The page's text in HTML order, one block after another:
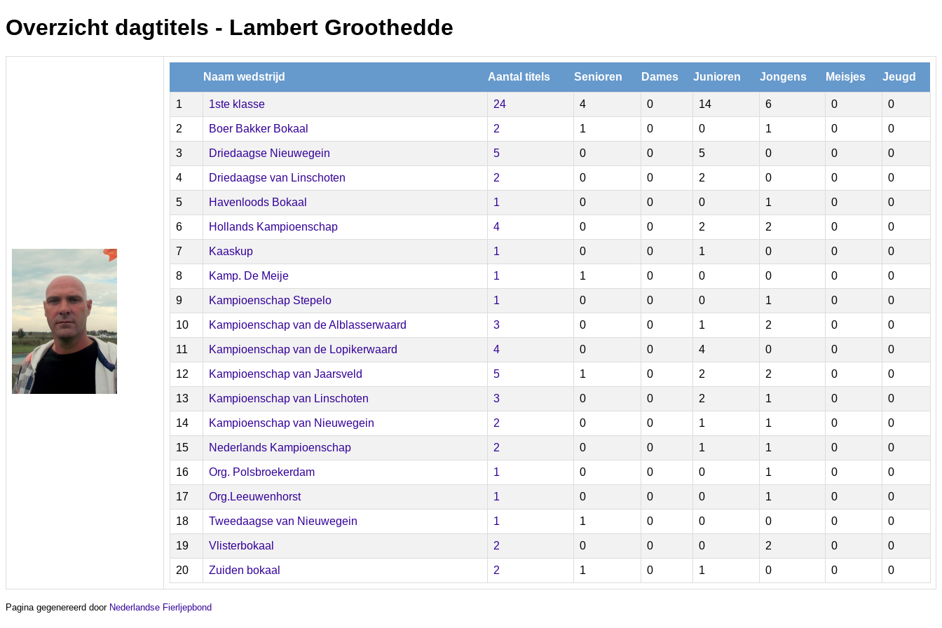
Overzicht dagtitels - Lambert Groothedde
Naam wedstrijd Aantal titels Senioren Dames Junioren Jongens Meisjes Jeugd
1 1ste klasse 24 4 0 14 6 0 0
2 Boer Bakker Bokaal 2 1 0 0 1 0 0
3 Driedaagse Nieuwegein 5 0 0 5 0 0 0
4 Driedaagse van Linschoten 2 0 0 2 0 0 0
5 Havenloods Bokaal 1 0 0 0 1 0 0
6 Hollands Kampioenschap 4 0 0 2 2 0 0
7 Kaaskup 1 0 0 1 0 0 0
8 Kamp. De Meije 1 1 0 0 0 0 0
9 Kampioenschap Stepelo 1 0 0 0 1 0 0
10 Kampioenschap van de Alblasserwaard 3 0 0 1 2 0 0
11 Kampioenschap van de Lopikerwaard 4 0 0 4 0 0 0
12 Kampioenschap van Jaarsveld 5 1 0 2 2 0 0
13 Kampioenschap van Linschoten 3 0 0 2 1 0 0
14 Kampioenschap van Nieuwegein 2 0 0 1 1 0 0
15 Nederlands Kampioenschap 2 0 0 1 1 0 0
16 Org. Polsbroekerdam 1 0 0 0 1 0 0
17 Org.Leeuwenhorst 1 0 0 0 1 0 0
18 Tweedaagse van Nieuwegein 1 1 0 0 0 0 0
19 Vlisterbokaal 2 0 0 0 2 0 0
20 Zuiden bokaal 2 1 0 1 0 0 0
Pagina gegenereerd door Nederlandse Fierljepbond